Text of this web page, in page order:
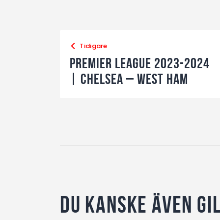
Tidigare
Premier League 2023-2024
| Chelsea – West Ham
Du kanske även